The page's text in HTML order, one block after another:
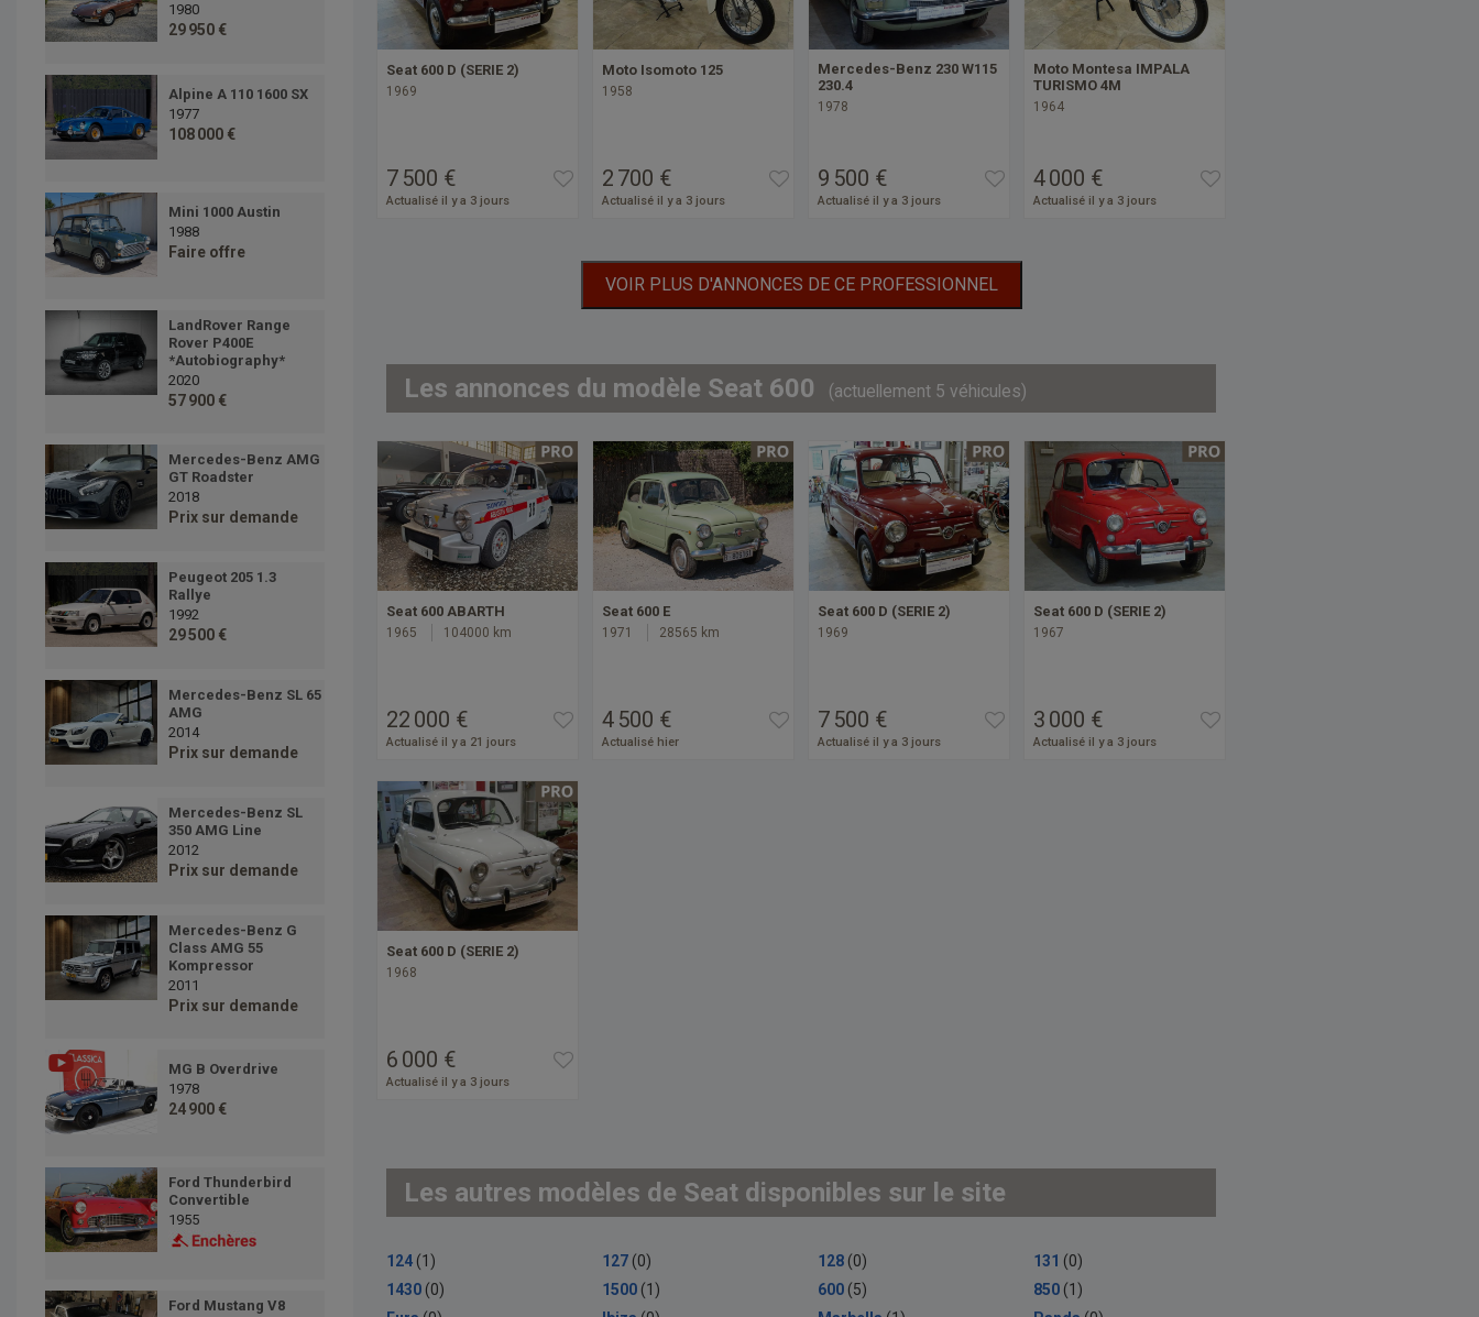
1980
29 950 €
Alpine A 110 1600 SX
1977
108 000 €
Mini 1000 Austin
1988
Faire offre
LandRover Range
Rover P400E
*Autobiography*
2020
57 900 €
Mercedes-Benz AMG
GT Roadster
2018
Prix sur demande
Peugeot 205 1.3
Rallye
1992
29 500 €
Mercedes-Benz SL 65
AMG
2014
Prix sur demande
Mercedes-Benz SL
350 AMG Line
2012
Prix sur demande
Mercedes-Benz G
Class AMG 55
Kompressor
2011
Prix sur demande
MG B Overdrive
1978
24 900 €
Ford Thunderbird
Convertible
1955
Ford Mustang V8
Seat 600 D (SERIE 2)
1969
7 500 €
Actualisé il y a 3 jours
Moto Isomoto 125
1958
2 700 €
Actualisé il y a 3 jours
Mercedes-Benz 230 W115
230.4
1978
9 500 €
Actualisé il y a 3 jours
Moto Montesa IMPALA
TURISMO 4M
1964
4 000 €
Actualisé il y a 3 jours
VOIR PLUS D'ANNONCES DE CE PROFESSIONNEL
Les annonces du modèle Seat 600 (actuellement 5 véhicules)
Seat 600 ABARTH
1965 104000 km
22 000 €
Actualisé il y a 21 jours
Seat 600 E
1971 28565 km
4 500 €
Actualisé hier
Seat 600 D (SERIE 2)
1969
7 500 €
Actualisé il y a 3 jours
Seat 600 D (SERIE 2)
1967
3 000 €
Actualisé il y a 3 jours
Seat 600 D (SERIE 2)
1968
6 000 €
Actualisé il y a 3 jours
Les autres modèles de Seat disponibles sur le site
124 (1) 127 (0) 128 (0) 131 (0)
1430 (0) 1500 (1) 600 (5) 850 (1)